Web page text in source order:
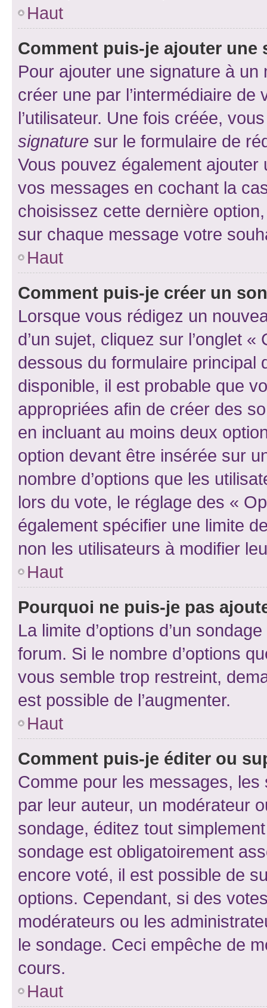
Haut
Comment puis-je ajouter une
Pour ajouter une signature à un
créer une par l’intermédiaire
l’utilisateur. Une fois créée,
signature sur le formulaire de
Vous pouvez également
vos messages en cochant la
choisissez cette dernière
sur chaque message votre
Haut
Comment puis-je créer un
Lorsque vous rédigez un
d’un sujet, cliquez sur l’onglet
dessous du formulaire principal
disponible, il est probable que
appropriées afin de créer des
en incluant au moins deux
option devant être insérée sur
nombre d’options que les
lors du vote, le réglage des «
également spécifier une limite
non les utilisateurs à modifier
Haut
Pourquoi ne puis-je pas
La limite d’options d’un
forum. Si le nombre d’options
vous semble trop restreint,
est possible de l’augmenter.
Haut
Comment puis-je éditer ou
Comme pour les messages,
par leur auteur, un modérateur
sondage, éditez tout
sondage est obligatoirement
encore voté, il est possible de
options. Cependant, si des
modérateurs ou les
le sondage. Ceci empêche de
cours.
Haut